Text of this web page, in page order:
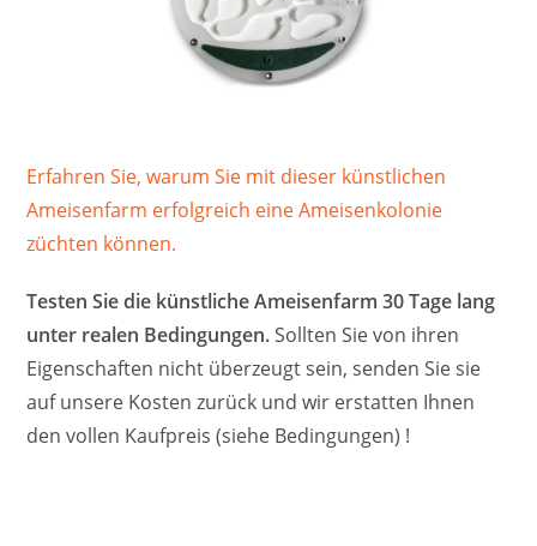
Erfahren Sie, warum Sie mit dieser künstlichen
Ameisenfarm erfolgreich eine Ameisenkolonie
züchten können.
Testen Sie die künstliche Ameisenfarm 30 Tage lang
unter realen Bedingungen.Sollten Sie von ihren
Eigenschaften nicht überzeugt sein, senden Sie sie
auf unsere Kosten zurück und wir erstatten Ihnen
den vollen Kaufpreis (siehe Bedingungen) !